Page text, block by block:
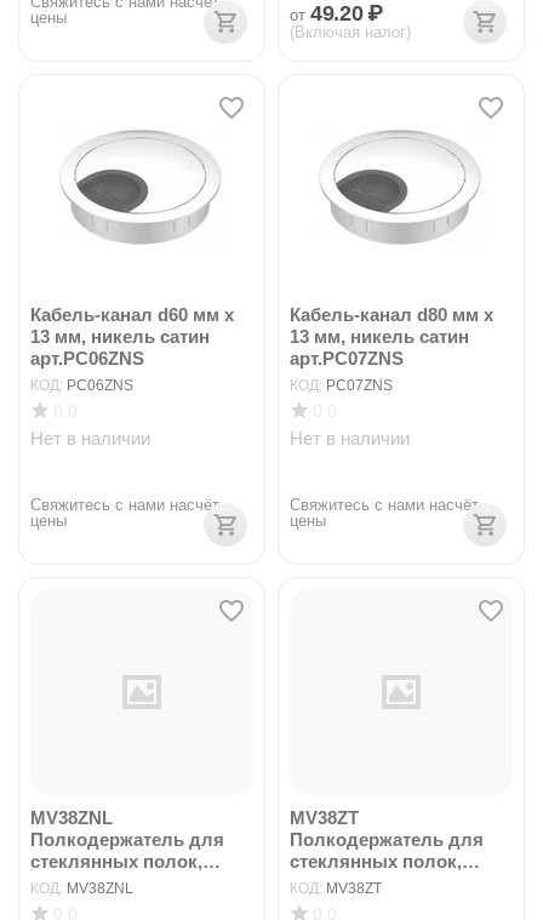
цены
от 49.20 ₽
(Включая налог)
Кабель-канал d60 мм x
13 мм, никель сатин
арт.PC06ZNS
КОД: PC06ZNS
Нет в наличии
Свяжитесь с нами насчёт
цены
Кабель-канал d80 мм x
13 мм, никель сатин
арт.PC07ZNS
КОД: PC07ZNS
Нет в наличии
Свяжитесь с нами насчёт
цены
MV38ZNL
Полкодержатель для
стеклянных полок,
штырь d5mm, ...
КОД: MV38ZNL
MV38ZT
Полкодержатель для
стеклянных полок,
штырь d5mm, т...
КОД: MV38ZT